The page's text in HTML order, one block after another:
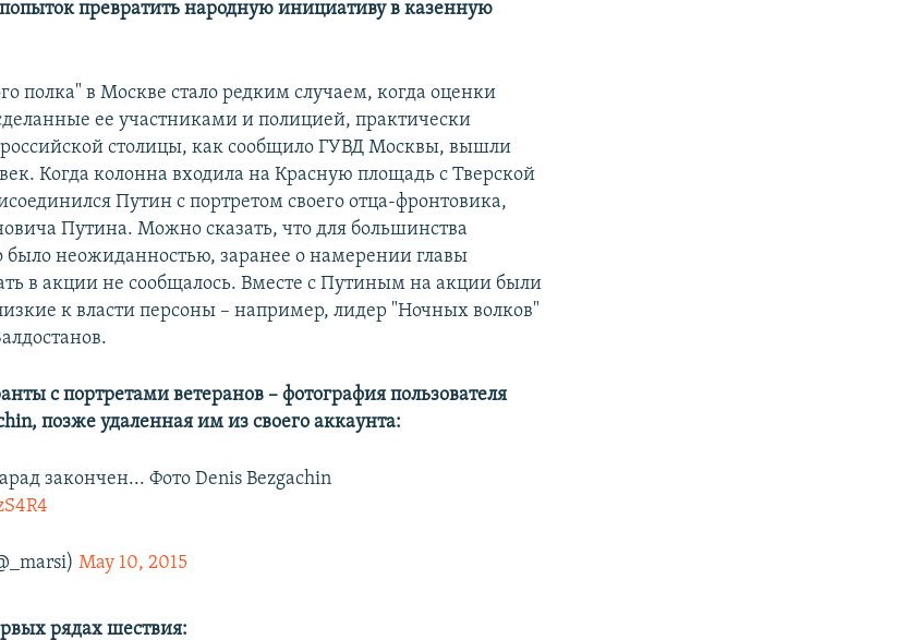
превратить народную инициативу в казенную
полка" в Москве стало редким случаем, когда оценки
ее участниками и полицией, практически
столицы, как сообщило ГУВД Москвы, вышли
Когда колонна входила на Красную площадь с Тверской
Путин с портретом своего отца-фронтовика,
Путина. Можно сказать, что для большинства
было неожиданностью, заранее о намерении главы
в акции не сообщалось. Вместе с Путиным на акции были
к власти персоны – например, лидер "Ночных волков"
с портретами ветеранов – фотография пользователя
позже удаленная им из своего аккаунта:
закончен... Фото Denis Bezgachin
May 10, 2015
рядах шествия: